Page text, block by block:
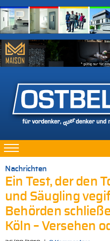
Nachrichten
Ein Test, der den
und Säugling
Behörden
Köln – Versehen